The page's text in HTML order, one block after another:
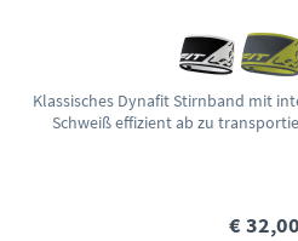
Klassisches Dynafit Stirnband mit
Schweiß effizient ab zu
€